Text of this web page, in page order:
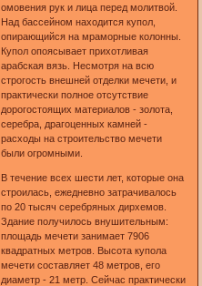
омовения рук и лица перед молитвой.
Над бассейном находится купол,
опирающийся на мраморные колонны.
Купол опоясывает прихотливая
арабская вязь. Несмотря на всю
строгость внешней отделки мечети, и
практически полное отсутствие
дорогостоящих материалов - золота,
серебра, драгоценных камней -
расходы на строительство мечети
были огромными.
В течение всех шести лет, которые она
строилась, ежедневно затрачивалось
по 20 тысяч серебряных дирхемов.
Здание получилось внушительным:
площадь мечети занимает 7906
квадратных метров. Высота купола
мечети составляет 48 метров, его
диаметр - 21 метр. Сейчас практически